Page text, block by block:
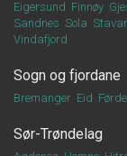
Eigersund Finnøy
Sandnes Sola
Vindafjord
Sogn og fjordane
Bremanger Eid Førde
Sør-Trøndelag